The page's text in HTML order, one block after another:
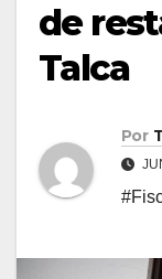
de
Talca
Por